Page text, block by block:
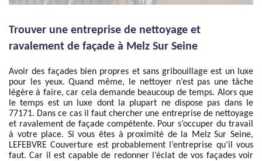
Trouver une entreprise de nettoyage et
ravalement de façade à Melz Sur Seine
Avoir des façades bien propres et sans gribouillage est un luxe
pour les yeux. Quand même, le nettoyer n’est pas une tâche
légère à faire, car cela demande beaucoup de temps. Alors que
le temps est un luxe dont la plupart ne dispose pas dans le
77171. Dans ce cas il faut chercher une entreprise de nettoyage
et ravalement de façade compétente. Pour s’occuper du travail
à votre place. Si vous êtes à proximité de la Melz Sur Seine,
LEFEBVRE Couverture est probablement l’entreprise qu’il vous
faut. Car il est capable de redonner l’éclat de vos façades voir